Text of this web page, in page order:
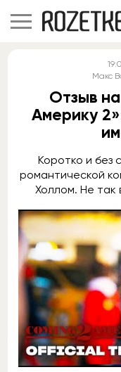
Макс
Отзыв
Америку
Коротко и без
романтической
Холлом. Не так